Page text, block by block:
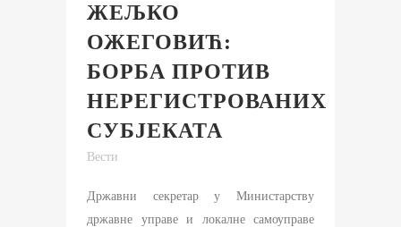
ЖЕЉКО
ОЖЕГОВИЋ:
БОРБА ПРОТИВ
НЕРЕГИСТРОВАНИХ
СУБЈЕКАТА
Вести
Државни секретар у Министарству
државне управе и локалне самоуправе